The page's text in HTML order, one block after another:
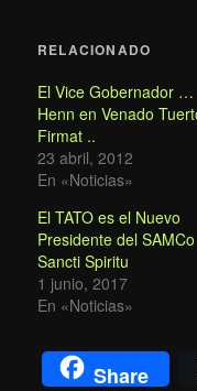
RELACIONADO
El Vice Gobernador …
Henn en Venado
Firmat ..
23 abril, 2012
En «Noticias»
El TATO es el Nuevo
Presidente del SAMCo
Sancti Spiritu
1 junio, 2017
En «Noticias»
Share